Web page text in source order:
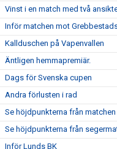
Vinst i en match med två
Inför matchen mot
Kallduschen på Vapenvallen
Äntligen hemmapremiär.
Dags för Svenska cupen
Andra förlusten i rad
Se höjdpunkterna från
Se höjdpunkterna från
Inför Lunds BK